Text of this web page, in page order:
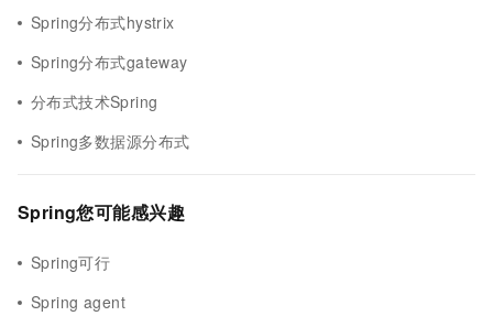
Spring分布式hystrix
Spring分布式gateway
分布式技术Spring
Spring多数据源分布式
Spring您可能感兴趣
Spring可行
Spring agent